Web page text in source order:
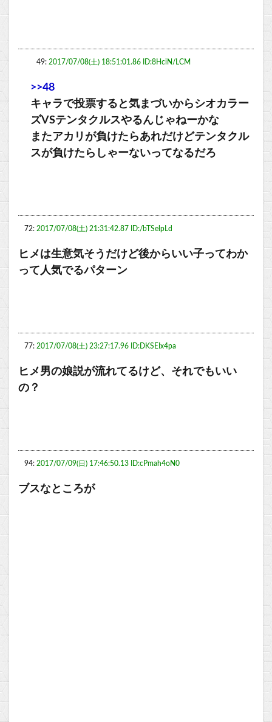
49: 2017/07/08(土) 18:51:01.86 ID:8HciN/LCM
>>48
キャラで投票すると気まづいからシオカラー
ズVSテンタクルスやるんじゃねーかな
またアカリが負けたらあれだけどテンタクル
スが負けたらしゃーないってなるだろ
72: 2017/07/08(土) 21:31:42.87 ID:/bTSelpLd
ヒメは生意気そうだけど後からいい子ってわか
って人気でるパターン
77: 2017/07/08(土) 23:27:17.96 ID:DKSEIx4pa
ヒメ男の娘説が流れてるけど、それでもいい
の？
94: 2017/07/09(日) 17:46:50.13 ID:cPmah4oN0
ブスなところが